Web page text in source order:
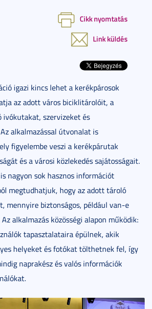
Cikk nyomtatás
Link küldés
igazi kincs lehet a kerékpárosok
az adott város biciklitárolóit, a
ivókutakat, szervizeket és
alkalmazással útvonalat is
figyelembe veszi a kerékpárutak
és a városi közlekedés sajátosságait.
nagyon sok hasznos információt
megtudhatjuk, hogy az adott tároló
mennyire biztonságos, például van-e
alkalmazás közösségi alapon működik:
tapasztalataira épülnek, akik
helyeket és fotókat tölthetnek fel, így
naprakész és valós információk